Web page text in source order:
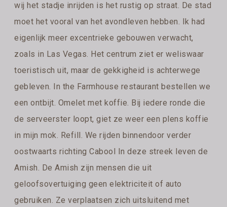
wij het stadje inrijden is het rustig op straat. De stad
moet het vooral van het avondleven hebben. Ik had
eigenlijk meer excentrieke gebouwen verwacht,
zoals in Las Vegas. Het centrum ziet er weliswaar
toeristisch uit, maar de gekkigheid is achterwege
gebleven. In the Farmhouse restaurant bestellen we
een ontbijt. Omelet met koffie. Bij iedere ronde die
de serveerster loopt, giet ze weer een plens koffie
in mijn mok. Refill. We rijden binnendoor verder
oostwaarts richting Cabool In deze streek leven de
Amish. De Amish zijn mensen die uit
geloofsovertuiging geen elektriciteit of auto
gebruiken. Ze verplaatsen zich uitsluitend met